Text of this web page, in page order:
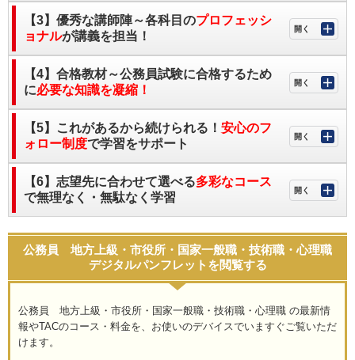
【3】優秀な講師陣～各科目のプロフェッシ
ョナルが講義を担当！
【4】合格教材～公務員試験に合格するため
に必要な知識を凝縮！
【5】これがあるから続けられる！ 安心のフ
ォロー制度で学習をサポート
【6】志望先に合わせて選べる多彩なコース
で無理なく・無駄なく学習
公務員 地方上級・市役所・国家一般職・技術職・心理職
デジタルパンフレットを閲覧する
公務員 地方上級・市役所・国家一般職・技術職・心理職 の最新情
報やTACのコース・料金を、お使いのデバイスでいますぐご覧いただ
けます。